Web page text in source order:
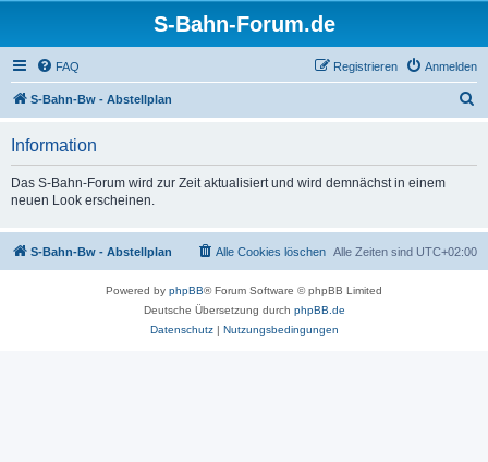
S-Bahn-Forum.de
FAQ Anmelden
Registrieren
S-Bahn-Bw - Abstellplan
Information
Das S-Bahn-Forum wird zur Zeit aktualisiert und wird demnächst in einem
neuen Look erscheinen.
S-Bahn-Bw - Abstellplan Alle Zeiten sind UTC+02:00
Alle Cookies löschen
Powered by phpBB® Forum Software © phpBB Limited
Deutsche Übersetzung durch phpBB.de
Datenschutz| Nutzungsbedingungen